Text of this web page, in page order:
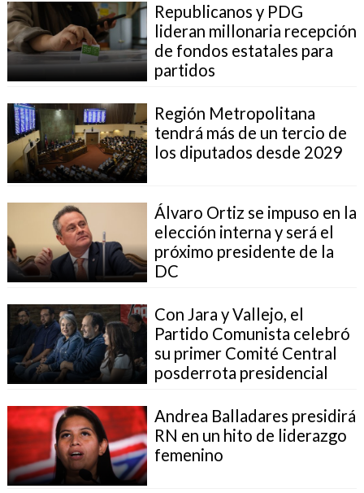
Republicanos y PDG
lideran millonaria recepción
de fondos estatales para
partidos
Región Metropolitana
tendrá más de un tercio de
los diputados desde 2029
Álvaro Ortiz se impuso en la
elección interna y será el
próximo presidente de la
DC
Con Jara y Vallejo, el
Partido Comunista celebró
su primer Comité Central
posderrota presidencial
Andrea Balladares presidirá
RN en un hito de liderazgo
femenino